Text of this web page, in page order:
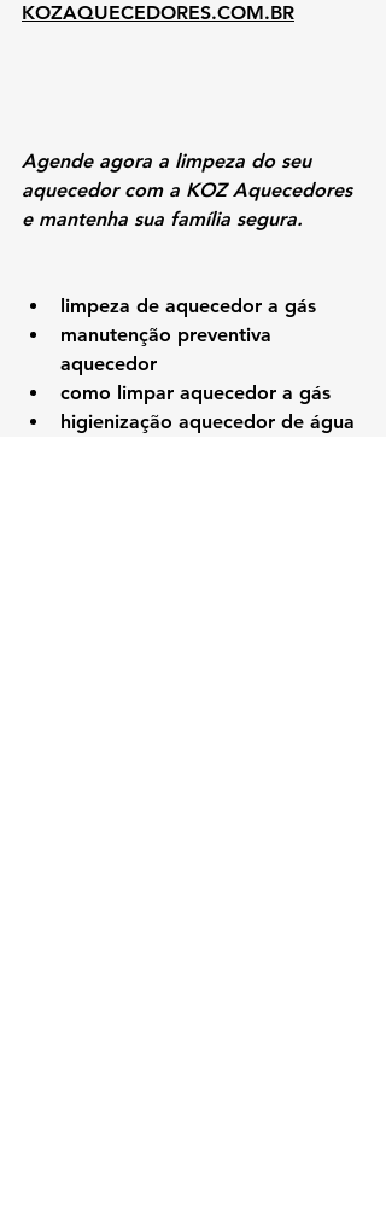
KOZAQUECEDORES.COM.BR
Agende agora a limpeza do seu
aquecedor com a KOZ Aquecedores
e mantenha sua família segura.
limpeza de aquecedor a gás
manutenção preventiva
aquecedor
como limpar aquecedor a gás
higienização aquecedor de água